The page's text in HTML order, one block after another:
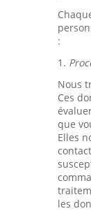
:
1.
Nous
Ces
que
Elles
les